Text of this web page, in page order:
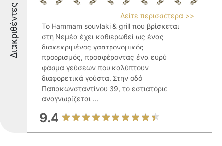
Διακριθέντες
Δείτε περισσότερα >>
Το Hammam souvlaki & grill που βρίσκεται
στη Νεμέα έχει καθιερωθεί ως ένας
διακεκριμένος γαστρονομικός
προορισμός, προσφέροντας ένα ευρύ
φάσμα γεύσεων που καλύπτουν
διαφορετικά γούστα. Στην οδό
Παπακωνσταντίνου 39, το εστιατόριο
αναγνωρίζεται ...
9.4